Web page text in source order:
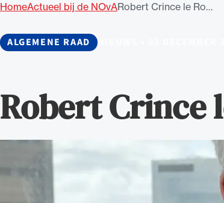
HomeActueel bij de NOvARobert Crince le Ro…
Robert Crince
ALGEMENE RAAD NIEUWS
Uitgelicht
Alle wet- en
Advocatenwet tot de